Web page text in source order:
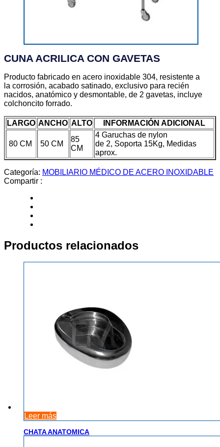
CUNA ACRILICA CON GAVETAS
Producto fabricado en acero inoxidable 304, resistente a
la corrosión, acabado satinado, exclusivo para recién
nacidos, anatómico y desmontable, de 2 gavetas, incluye
colchoncito forrado.
LARGO ANCHO ALTO INFORMACIÓN ADICIONAL
80 CM 50 CM
85
CM
4 Garuchas de nylon
de 2, Soporta 15Kg, Medidas
aprox.
Categoría: MOBILIARIO MÉDICO DE ACERO INOXIDABLE
Compartir :
Productos relacionados
Leer más
CHATA ANATOMICA